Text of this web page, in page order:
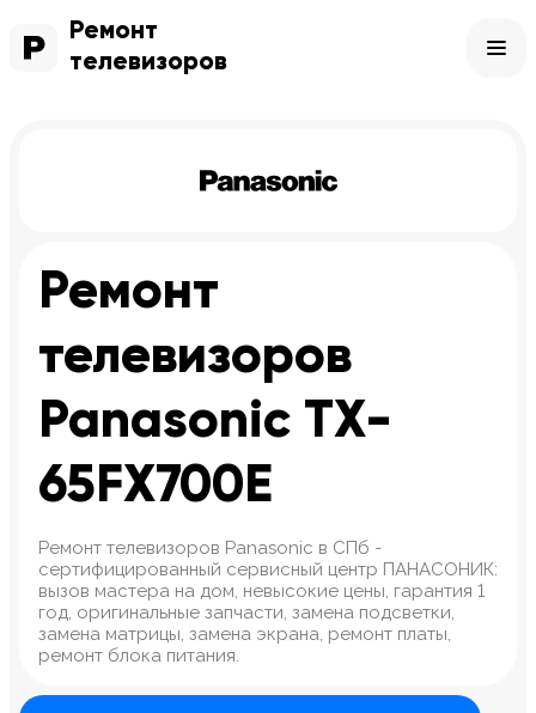
Ремонт
телевизоров
Ремонт
телевизоров
Panasonic TX-
65FX700E
Ремонт телевизоров Panasonic в СПб -
сертифицированный сервисный центр ПАНАСОНИК:
вызов мастера на дом, невысокие цены, гарантия 1
год, оригинальные запчасти, замена подсветки,
замена матрицы, замена экрана, ремонт платы,
ремонт блока питания.